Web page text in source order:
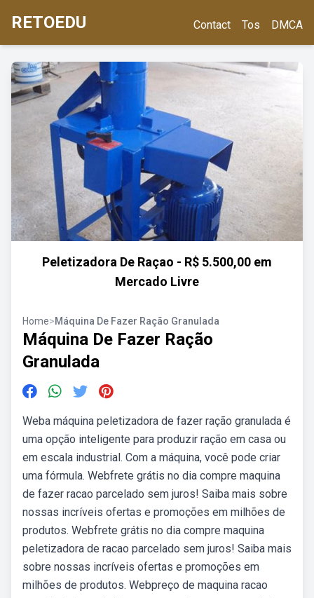
RETOEDU Contact Tos DMCA
Peletizadora De Raçao - R$ 5.500,00 em
Mercado Livre
Home>Máquina De Fazer Ração Granulada
Máquina De Fazer Ração
Granulada
Weba máquina peletizadora de fazer ração granulada é
uma opção inteligente para produzir ração em casa ou
em escala industrial. Com a máquina, você pode criar
uma fórmula. Webfrete grátis no dia compre maquina
de fazer racao parcelado sem juros! Saiba mais sobre
nossas incríveis ofertas e promoções em milhões de
produtos. Webfrete grátis no dia compre maquina
peletizadora de racao parcelado sem juros! Saiba mais
sobre nossas incríveis ofertas e promoções em
milhões de produtos. Webpreço de maquina racao